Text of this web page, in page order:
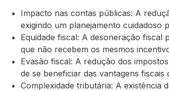
Impacto nas contas públicas: A
exigindo um planejamento cuidadoso
Equidade fiscal: A desoneração fiscal
que não recebem os mesmos
Evasão fiscal: A redução dos
de se beneficiar das vantagens fiscais
Complexidade tributária: A existência